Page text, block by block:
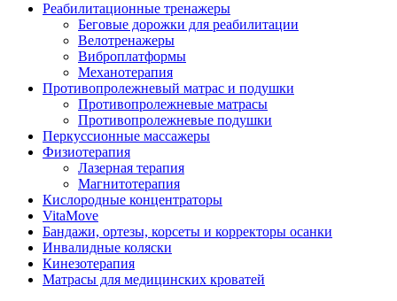
Реабилитационные тренажеры
Беговые дорожки для реабилитации
Велотренажеры
Виброплатформы
Механотерапия
Противопролежневый матрас и подушки
Противопролежневые матрасы
Противопролежневые подушки
Перкуссионные массажеры
Физиотерапия
Лазерная терапия
Магнитотерапия
Кислородные концентраторы
VitaMove
Бандажи, ортезы, корсеты и корректоры осанки
Инвалидные коляски
Кинезотерапия
Матрасы для медицинских кроватей